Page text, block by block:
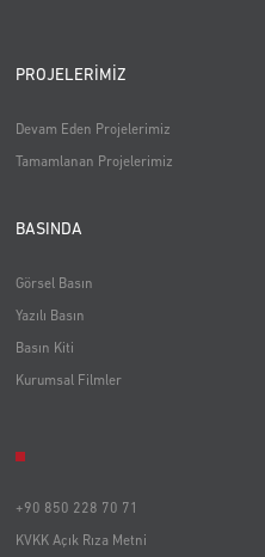
PROJELERİMİZ
Devam Eden Projelerimiz
Tamamlanan Projelerimiz
BASINDA
Görsel Basın
Yazılı Basın
Basın Kiti
Kurumsal Filmler
+90 850 228 70 71
KVKK Açık Rıza Metni